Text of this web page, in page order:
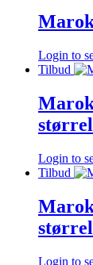
Login to
Tilbud
Login to
Tilbud
Login to